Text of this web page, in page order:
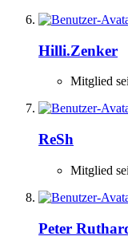
Hilli.Zenker
Mitglied
ReSh
Mitglied
Peter